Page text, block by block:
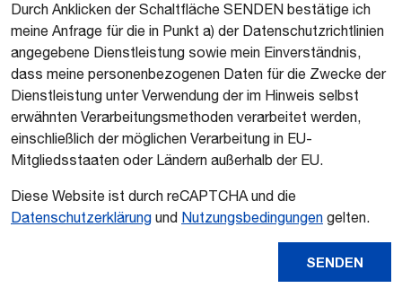
Durch Anklicken der Schaltfläche SENDEN bestätige ich
meine Anfrage für die in Punkt a) der Datenschutzrichtlinien
angegebene Dienstleistung sowie mein Einverständnis,
dass meine personenbezogenen Daten für die Zwecke der
Dienstleistung unter Verwendung der im Hinweis selbst
erwähnten Verarbeitungsmethoden verarbeitet werden,
einschließlich der möglichen Verarbeitung in EU-
Mitgliedsstaaten oder Ländern außerhalb der EU.
Diese Website ist durch reCAPTCHA und die
Datenschutzerklärung und Nutzungsbedingungen gelten.